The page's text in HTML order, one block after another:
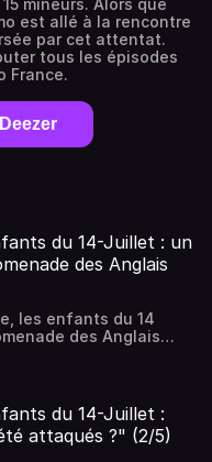
mineurs. Alors que
est allé à la rencontre
par cet attentat.
tous les épisodes
France.
du 14-Juillet : un
des Anglais
les enfants du 14
des Anglais
qui a fait 86 morts
septembre devant la
à franceinfo. Ils
soirée festive a
du 14-Juillet :
attaqués ?" (2/5)